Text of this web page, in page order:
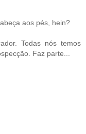
aos pés, hein?
Todas nós temos
Faz parte...